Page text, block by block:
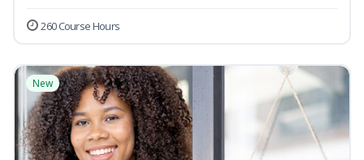
260 Course Hours
New